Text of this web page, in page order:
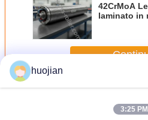
42CrMoA
laminato in
600-6000
caldo dei
PiùRullo di stampaggio
huojian
3:25 PM